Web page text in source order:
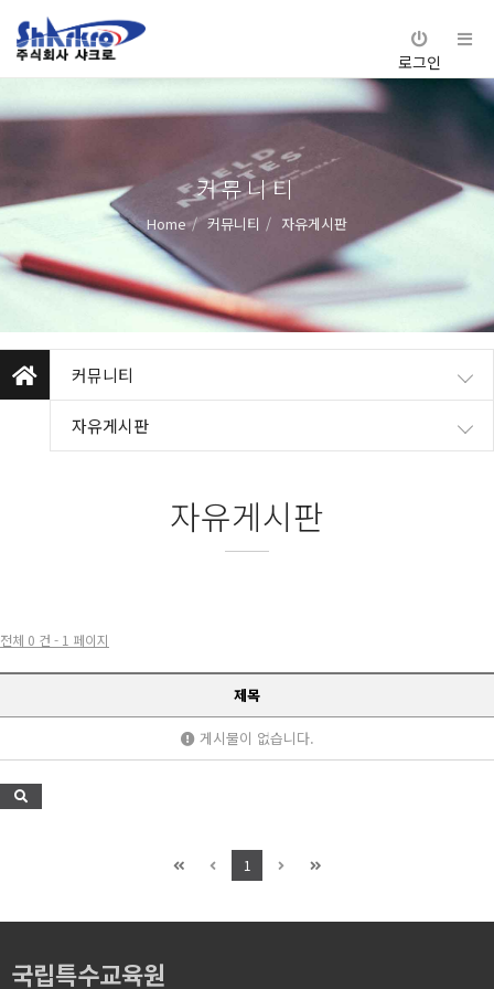
로그인
커뮤니티
Home 커뮤니티 자유게시판
커뮤니티
자유게시판
자유게시판
전체 0 건 - 1 페이지
제목
게시물이 없습니다.
1
국립특수교육원